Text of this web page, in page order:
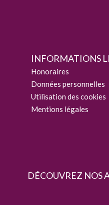
INFORMATIONS
Honoraires
Données personnelles
Utilisation des cookies
Mentions légales
DÉCOUVREZ NOS